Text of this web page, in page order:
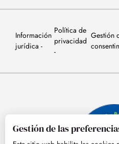
Información
jurídica
Política de
privacidad
Gestión
Gestión de las